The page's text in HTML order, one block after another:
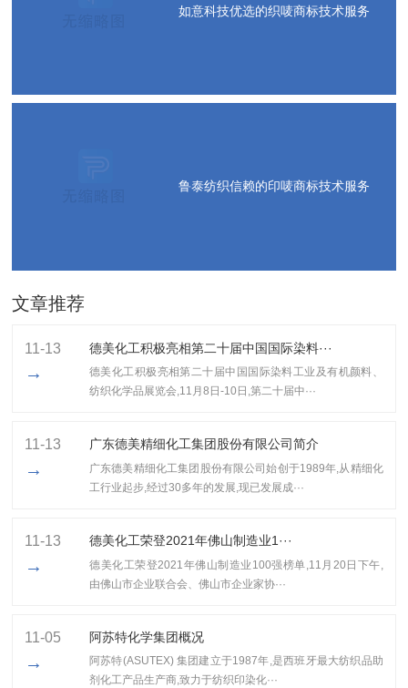
如意科技优选的织唛商标技术服务
鲁泰纺织信赖的印唛商标技术服务
文章推荐
11-13
→
德美化工积极亮相第二十届中国国际染料···
德美化工积极亮相第二十届中国国际染料工业及有机颜料、
纺织化学品展览会,11月8日-10日,第二十届中···
11-13
→
广东德美精细化工集团股份有限公司简介
广东德美精细化工集团股份有限公司始创于1989年,从精细化
工行业起步,经过30多年的发展,现已发展成···
11-13
→
​德美化工荣登2021年佛山制造业1···
​德美化工荣登2021年佛山制造业100强榜单,11月20日下午,
由佛山市企业联合会、佛山市企业家协···
11-05
→
阿苏特化学集团概况
阿苏特(ASUTEX) 集团建立于1987年,是西班牙最大纺织品助
剂化工产品生产商,致力于纺织印染化···